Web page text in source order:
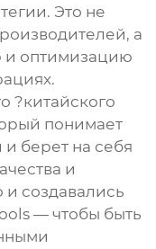
Это не
а
и оптимизацию
?китайского
понимает
и берет на себя
и
и создавались
— чтобы быть